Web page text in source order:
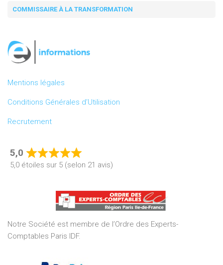
COMMISSAIRE À LA TRANSFORMATION
Mentions légales
Conditions Générales d’Utilisation
Recrutement
5,0
Rated
5,0
of
5
5,0 étoiles sur 5 (selon 21 avis)
Notre Société est membre de l’Ordre des Experts-
Comptables Paris IDF.